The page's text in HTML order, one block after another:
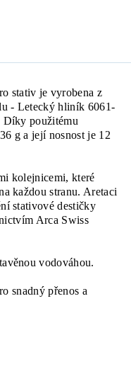
stativ je vyrobena z
- Letecký hliník 6061-
použitému
g a její nosnost je 12
kolejnicemi, které
každou stranu. Aretaci
stativové destičky
Arca Swiss
vodováhou.
snadný přenos a